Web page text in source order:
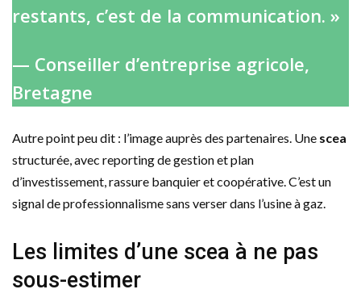
restants, c’est de la communication. »
— Conseiller d’entreprise agricole,
Bretagne
Autre point peu dit : l’image auprès des partenaires. Une scea
structurée, avec reporting de gestion et plan
d’investissement, rassure banquier et coopérative. C’est un
signal de professionnalisme sans verser dans l’usine à gaz.
Les limites d’une scea à ne pas
sous-estimer